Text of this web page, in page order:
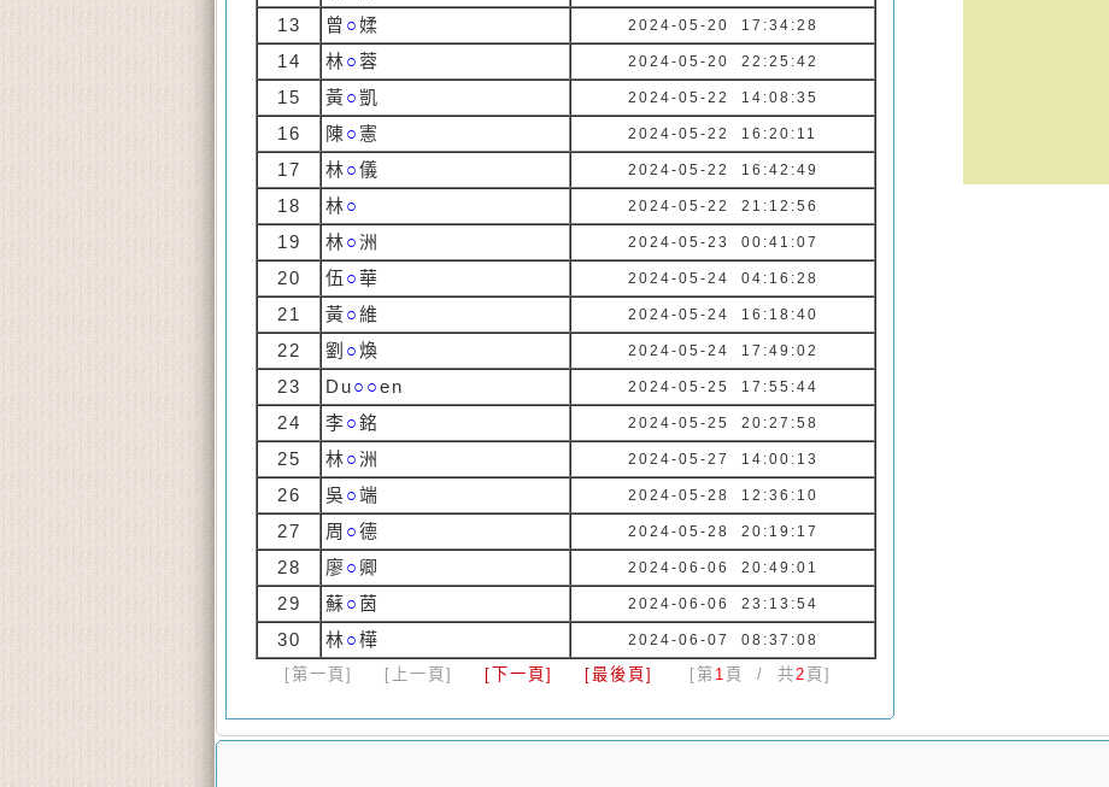
13 曾 ○媃 2024-05-20 17:34:28
14 林○ 蓉 2024-05-20 22:25:42
15 黃○凱 2024-05-22 14:08:35
16 陳○ 憲 2024-05-22 16:20:11
17 林○儀 2024-05-22 16:42:49
18 林○ 2024-05-22 21:12:56
19 林○洲 2024-05-23 00:41:07
20 伍 ○華 2024-05-24 04:16:28
21 黃○維 2024-05-24 16:18:40
22 劉 ○煥 2024-05-24 17:49:02
23 Du○○en 2024-05-25 17:55:44
24 李○銘 2024-05-25 20:27:58
25 林○洲 2024-05-27 14:00:13
26 吳○端 2024-05-28 12:36:10
27 周 ○德 2024-05-28 20:19:17
28 廖○卿 2024-06-06 20:49:01
29 蘇○ 茵 2024-06-06 23:13:54
30 林○樺 2024-06-07 08:37:08
[第一頁] [上一頁] [下一頁] [最後頁] [第 1 頁 / 共2 頁]